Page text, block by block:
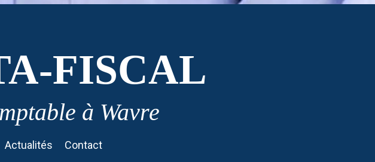
FISCAL
à Wavre
Actualités Contact